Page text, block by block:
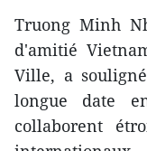
Truong Minh
d'amitié
Ville, a
longue date
collaborent